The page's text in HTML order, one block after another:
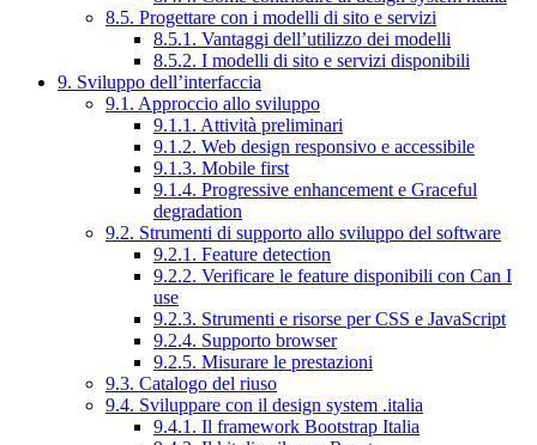
8.5. Progettare con i modelli di sito e servizi
8.5.1. Vantaggi dell’utilizzo dei modelli
8.5.2. I modelli di sito e servizi disponibili
9. Sviluppo dell’interfaccia
9.1. Approccio allo sviluppo
9.1.1. Attività preliminari
9.1.2. Web design responsivo e accessibile
9.1.3. Mobile first
9.1.4. Progressive enhancement e Graceful
degradation
9.2. Strumenti di supporto allo sviluppo del software
9.2.1. Feature detection
9.2.2. Verificare le feature disponibili con Can I
use
9.2.3. Strumenti e risorse per CSS e JavaScript
9.2.4. Supporto browser
9.2.5. Misurare le prestazioni
9.3. Catalogo del riuso
9.4. Sviluppare con il design system .italia
9.4.1. Il framework Bootstrap Italia